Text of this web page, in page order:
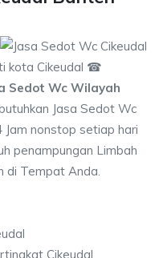
kota Cikeudal ☎
Sedot Wc Wilayah
Jasa Sedot Wc
Jam nonstop setiap hari
penampungan Limbah
di Tempat Anda.
Cikeudal